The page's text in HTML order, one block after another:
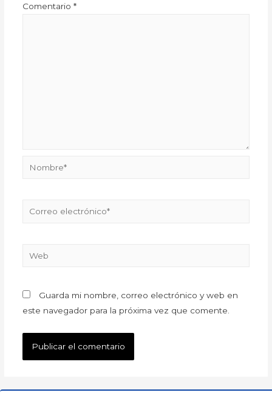
Comentario *
Guarda mi nombre, correo electrónico y web en
este navegador para la próxima vez que comente.